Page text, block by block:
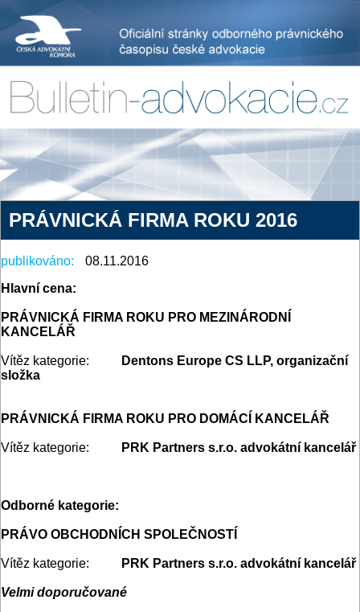
PRÁVNICKÁ FIRMA ROKU 2016
publikováno:
08.11.2016
Hlavní cena:
PRÁVNICKÁ FIRMA ROKU PRO MEZINÁRODNÍ
KANCELÁŘ
Vítěz kategorie:
Dentons Europe CS LLP, organizační
složka
PRÁVNICKÁ FIRMA ROKU PRO DOMÁCÍ KANCELÁŘ
Vítěz kategorie: PRK Partners s.r.o. advokátní kancelář
Odborné kategorie:
PRÁVO OBCHODNÍCH SPOLEČNOSTÍ
Vítěz kategorie: PRK Partners s.r.o. advokátní kancelář
Velmi doporučované